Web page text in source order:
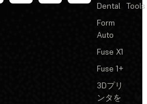
Dental
Form
Auto
Fuse X1
Fuse 1+
3Dプリ
ンタを
Tools